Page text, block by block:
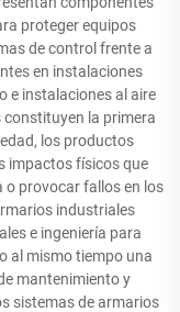
proteger equipos
de control frente a
en instalaciones
e instalaciones al aire
la primera
los productos
impactos físicos que
o provocar fallos en los
industriales
e ingeniería para
al mismo tiempo una
mantenimiento y
sistemas de armarios